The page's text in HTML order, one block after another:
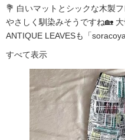
💐 白いマットとシックな木製
やさしく馴染みそうですね🏡
ANTIQUE LEAVESも「
すべて表示